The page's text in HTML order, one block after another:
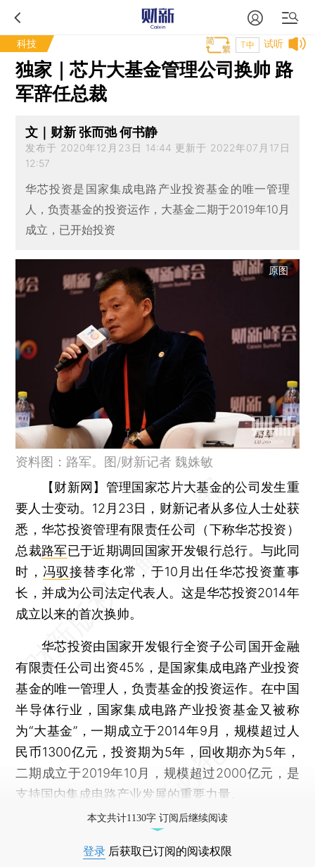
科技 试听
T中
独家｜芯片大基金管理公司换帅 路
军辞任总裁
文｜财新 张而弛 何书静
发布于 2020年12月23日 14:44 更新于 2022年07月17日
12:57
华芯投资是国家集成电路产业投资基金的唯一管理
人，负责基金的投资运作，大基金二期于2019年10月
成立，已开始投资
原图
资料图：路军。图/财新记者 魏姝敏
【财新网】 管理国家芯片大基金的公司发生重
要人士变动。12月23日，财新记者从多位人士处获
悉，华芯投资管理有限责任公司（下称华芯投资）
总裁路军已于近期调回国家开发银行总行。与此同
时， 冯驭接替李化常，于10月出任华芯投资董事
长，并成为公司法定代表人。这是华芯投资2014年
成立以来的首次换帅。
华芯投资由国家开发银行全资子公司国开金融
有限责任公司出资45%，是国家集成电路产业投资
基金的唯一管理人，负责基金的投资运作。在中国
半导体行业，国家集成电路产业投资基金又被称
为“大基金”，一期成立于2014年9月，规模超过人
民币1300亿元，投资期为5年，回收期亦为5年，
二期成立于2019年10月，规模超过2000亿元，是
支持国内集成电路产业发展的重要力量。
本文共计1130字 订阅后继续阅读
登录 后获取已订阅的阅读权限